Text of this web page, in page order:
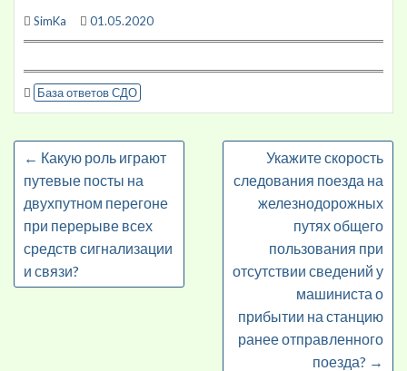
SimKa 01.05.2020
База ответов СДО
← Какую роль играют
путевые посты на
двухпутном перегоне
при перерыве всех
средств сигнализации
и связи?
Укажите скорость
следования поезда на
железнодорожных
путях общего
пользования при
отсутствии сведений у
машиниста о
прибытии на станцию
ранее отправленного
поезда? →